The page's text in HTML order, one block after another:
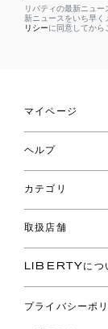
リバティの最新ニュ
新ニュースをいち早
リシーに同意してから
マイページ
ロイヤリティプロ
パスワード再設定
ショッピングバッグ
ヘルプ
お問い合わせ
よくあるご質問
ご利用ガイド
カテゴリ
コレクション
ファブリックス
バッグ
ウェア
取扱店舗
リバティ・ファブ
LIBERTYにつ
プライバシーポ